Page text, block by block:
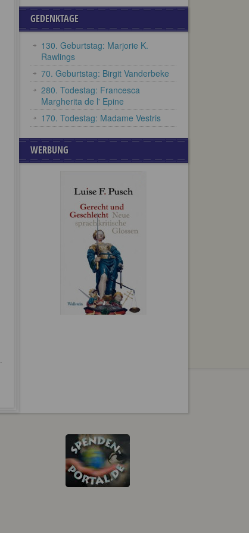
GEDENKTAGE
130. Geburtstag: Marjorie K.
Rawlings
70. Geburtstag: Birgit Vanderbeke
280. Todestag: Francesca
Margherita de l' Epine
170. Todestag: Madame Vestris
WERBUNG